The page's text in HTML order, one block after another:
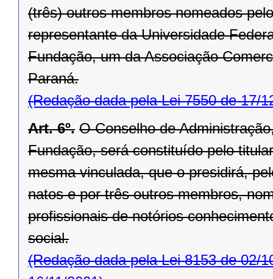
(três) outros membros nomeados
representante da Universidade
Fundação, um da Associação
Paraná.
(Redação dada pela Lei 7550 de 17/
Art. 6º. O Conselho de
Fundação, será constituído pelo
mesma vinculada, que o presidirá,
natos e por três outros membros,
profissionais de notórios
social.
(Redação dada pela Lei 8153 de 02/